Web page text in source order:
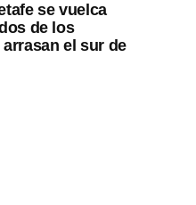
se vuelca
de los
el sur de